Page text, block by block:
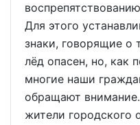
Для этого
знаки, говорящие о
лёд опасен, но, как
многие наши
обращают
жители городского